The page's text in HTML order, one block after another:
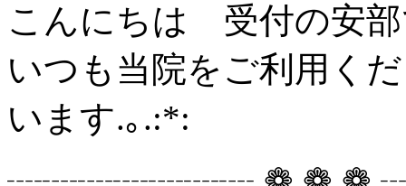
こんにちは 受付の安
いつも当院をご利用く
います.｡.:*: